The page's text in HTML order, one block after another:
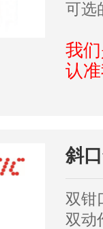
可选
我
认
斜
双钳
双动